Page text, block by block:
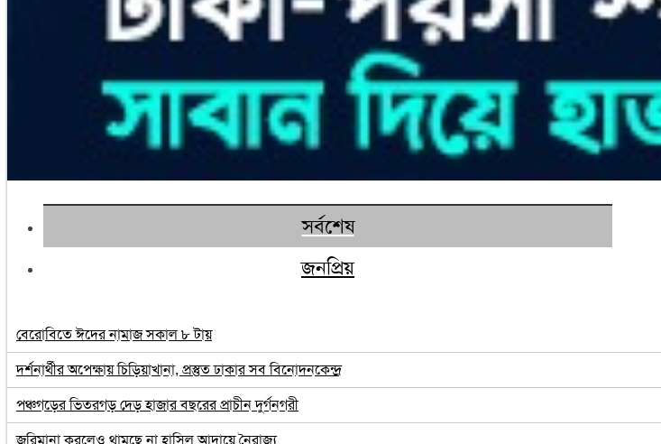
সর্বশেষ
জনপ্রিয়
বেরোবিতে ঈদের নামাজ সকাল ৮ টায়
দর্শনার্থীর অপেক্ষায় চিড়িয়াখানা, প্রস্তুত ঢাকার সব বিনোদনকেন্দ্র
পঞ্চগড়ের ভিতরগড় দেড় হাজার বছরের প্রাচীন দুর্গনগরী
জরিমানা করলেও থামছে না হাসিল আদায়ে নৈরাজ্য